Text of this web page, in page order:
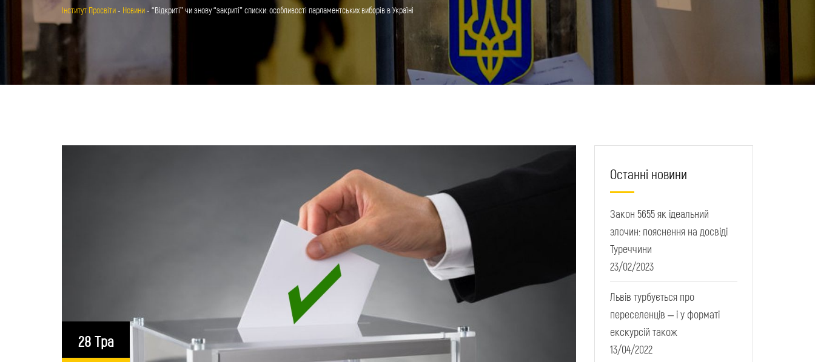
Інститут Просвіти- Новини- “Відкриті” чи знову “закриті” списки: особливості парламентських виборів в Україні
28 Тра
Останні новини
Закон 5655 як ідеальний
злочин: пояснення на досвіді
Туреччини
23/02/2023
Львів турбується про
переселенців – і у форматі
екскурсій також
13/04/2022